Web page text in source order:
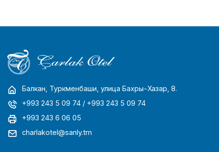
Балкан, Туркменбаши, улица Бахры-Хазар, 8.
+993 243 5 09 74 / +993 243 5 09 74
+993 243 6 06 05
charlakotel@sanly.tm